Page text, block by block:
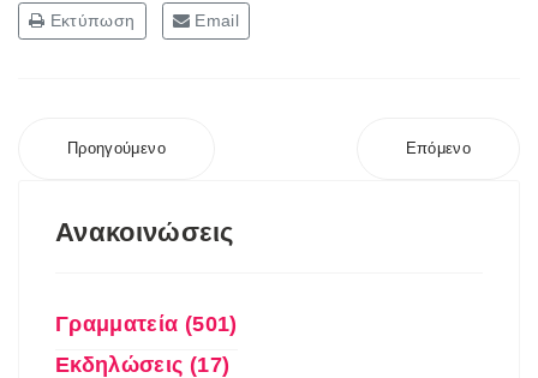
Εκτύπωση Email
Προηγούμενο Επόμενο
Ανακοινώσεις
Γραμματεία (501)
Εκδηλώσεις (17)